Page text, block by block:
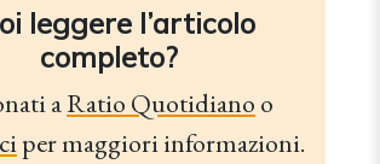
leggere l’articolo
completo?
aRatio Quotidiano o
per maggiori informazioni.